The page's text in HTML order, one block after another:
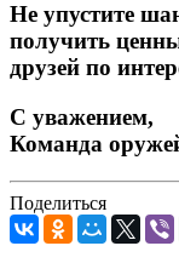
Не упустите
получить
друзей по
С уважением,
Команда
Поделиться